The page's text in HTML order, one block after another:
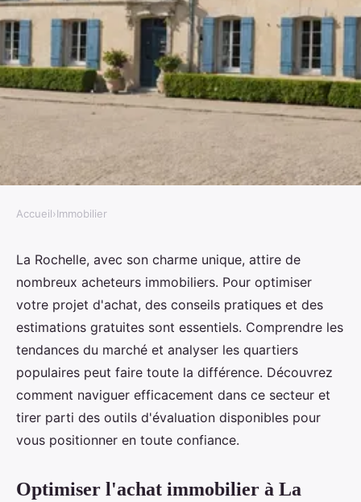
Immobilier la rochelle : conseils
et estimations gratuites
Noa•23 octobre 2024• 4 min de lecture
Accueil›Immobilier
La Rochelle, avec son charme unique, attire de
nombreux acheteurs immobiliers. Pour optimiser
votre projet d'achat, des conseils pratiques et des
estimations gratuites sont essentiels. Comprendre les
tendances du marché et analyser les quartiers
populaires peut faire toute la différence. Découvrez
comment naviguer efficacement dans ce secteur et
tirer parti des outils d'évaluation disponibles pour
vous positionner en toute confiance.
Optimiser l'achat immobilier à La